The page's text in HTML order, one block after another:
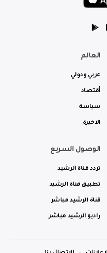
العالم
عربي ودولي
أقتصاد
سياسة
الاخيرة
الوصول السريع
تردد قناة الرشيد
تطبيق قناة الرشيد
قناة الرشيد مباشر
راديو الرشيد مباشر